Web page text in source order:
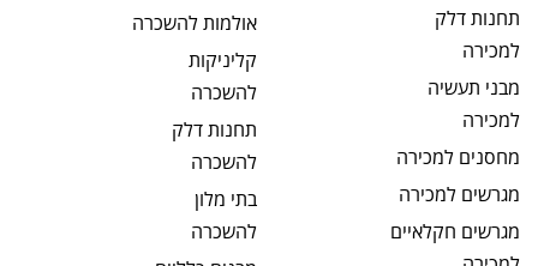
תחנות דלק
למכירה
מבני תעשיה
למכירה
מחסנים למכירה
מגרשים למכירה
מגרשים חקלאיים
אולמותלהשכרה
קליניקות
להשכרה
תחנות דלק
להשכרה
בתי מלון
להשכרה